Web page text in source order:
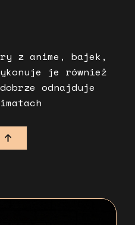
z anime, bajek,
je również
odnajduje